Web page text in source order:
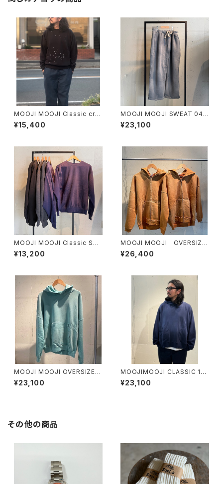
MOOJI MOOJI Classic cre
w splatter
¥15,400
MOOJI MOOJI SWEAT 04 P
ANTS AGED
¥23,100
MOOJI MOOJI Classic Sw
eat Crew
¥13,200
MOOJI MOOJI OVERSIZE
ZIP UP HOODIE AGEDT MU
STARD
¥26,400
MOOJI MOOJI OVERSIZED
CROP HOODIE AGED
¥23,100
MOOJIMOOJI CLASSIC 19
30 HOODIE AGED
¥23,100
その他の商品